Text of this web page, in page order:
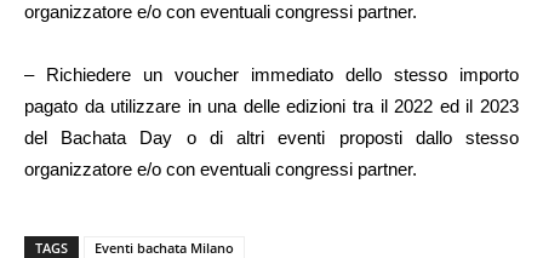
organizzatore e/o con eventuali congressi partner.
– Richiedere un voucher immediato dello stesso importo
pagato da utilizzare in una delle edizioni tra il 2022 ed il 2023
del Bachata Day o di altri eventi proposti dallo stesso
organizzatore e/o con eventuali congressi partner.
TAGS Eventi bachata Milano